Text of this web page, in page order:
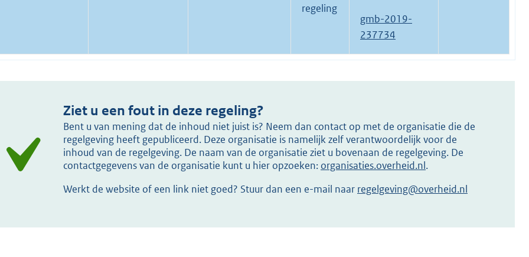
regeling
gmb-2019-
237734
Ziet u een fout in deze regeling?
Bent u van mening dat de inhoud niet juist is? Neem dan contact op met de organisatie die de
regelgeving heeft gepubliceerd. Deze organisatie is namelijk zelf verantwoordelijk voor de
inhoud van de regelgeving. De naam van de organisatie ziet u bovenaan de regelgeving. De
contactgegevens van de organisatie kunt u hier opzoeken: organisaties.overheid.nl.
Werkt de website of een link niet goed? Stuur dan een e-mail naar regelgeving@overheid.nl